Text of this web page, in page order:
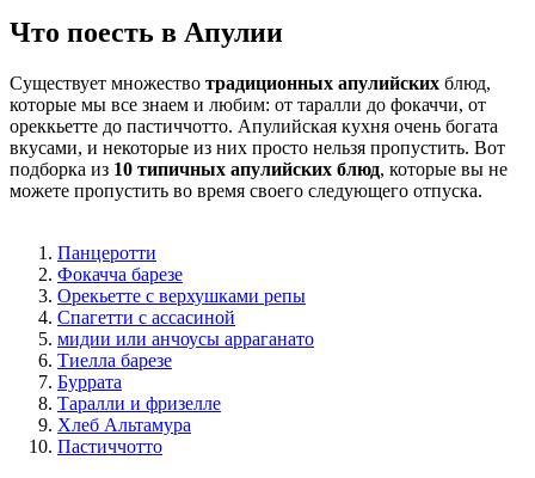
Что поесть в Апулии
Существует множество традиционных апулийских блюд,
которые мы все знаем и любим: от таралли до фокаччи, от
ореккьетте до пастиччотто. Апулийская кухня очень богата
вкусами, и некоторые из них просто нельзя пропустить. Вот
подборка из 10 типичных апулийских блюд, которые вы не
можете пропустить во время своего следующего отпуска.
Панцеротти
Фокачча барезе
Орекьетте с верхушками репы
Спагетти с ассасиной
мидии или анчоусы арраганато
Тиелла барезе
Буррата
Таралли и фризелле
Хлеб Альтамура
Пастиччотто